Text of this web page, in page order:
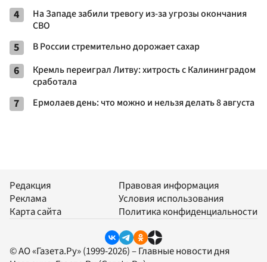
4
На Западе забили тревогу из-за угрозы окончания
СВО
5 В России стремительно дорожает сахар
6
Кремль переиграл Литву: хитрость с Калининградом
сработала
7 Ермолаев день: что можно и нельзя делать 8 августа
Редакция
Реклама
Карта сайта
Правовая информация
Условия использования
Политика конфиденциальности
© АО «Газета.Ру» (1999-2026) – Главные новости дня